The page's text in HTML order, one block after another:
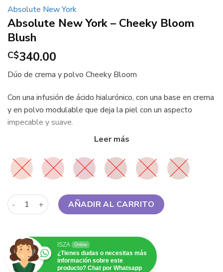
Absolute New York
Absolute New York – Cheeky Bloom
Blush
C$340.00
Dúo de crema y polvo Cheeky Bloom
Con una infusión de ácido hialurónico, con una base en crema
y en polvo modulable que deja la piel con un aspecto
impecable y suave.
Alta cobertura de pigmentos edificable.
Absolute New York - Cheeky Bloom Blush cantidad
AÑADIR AL CARRITO
ISZA Online
¿Tienes dudas o necesitas más
información sobre este
producto? Chat por Whatsapp